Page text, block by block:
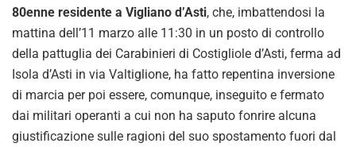
80enne residente a Vigliano d’Asti, che, imbattendosi la
mattina dell’11 marzo alle 11:30 in un posto di controllo
della pattuglia dei Carabinieri di Costigliole d’Asti, ferma ad
Isola d’Asti in via Valtiglione, ha fatto repentina inversione
di marcia per poi essere, comunque, inseguito e fermato
dai militari operanti a cui non ha saputo fonrire alcuna
giustificazione sulle ragioni del suo spostamento fuori dal